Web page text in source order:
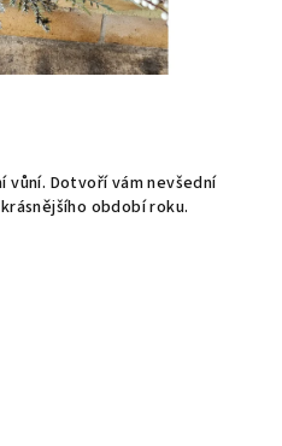
vůní. Dotvoří vám nevšední
období roku.